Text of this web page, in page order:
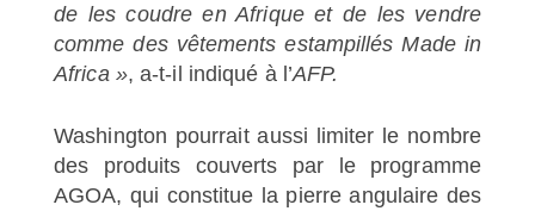
de les coudre en Afrique et de les vendre
comme des vêtements estampillés Made in
Africa », a-t-il indiqué à l’AFP.
Washington pourrait aussi limiter le nombre
des produits couverts par le programme
AGOA, qui constitue la pierre angulaire des